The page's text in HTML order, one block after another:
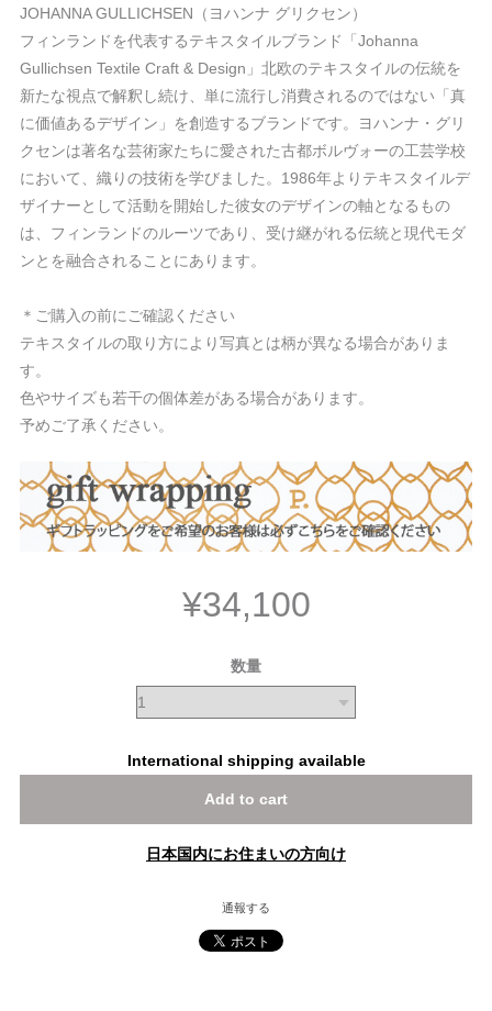
JOHANNA GULLICHSEN（ヨハンナ グリクセン）
フィンランドを代表するテキスタイルブランド「Johanna
Gullichsen Textile Craft & Design」北欧のテキスタイルの伝統を
新たな視点で解釈し続け、単に流行し消費されるのではない「真
に価値あるデザイン」を創造するブランドです。ヨハンナ・グリ
クセンは著名な芸術家たちに愛された古都ボルヴォーの工芸学校
において、織りの技術を学びました。1986年よりテキスタイルデ
ザイナーとして活動を開始した彼女のデザインの軸となるもの
は、フィンランドのルーツであり、受け継がれる伝統と現代モダ
ンとを融合されることにあります。
＊ご購入の前にご確認ください
テキスタイルの取り方により写真とは柄が異なる場合がありま
す。
色やサイズも若干の個体差がある場合があります。
予めご了承ください。
¥34,100
数量
International shipping available
Add to cart
日本国内にお住まいの方向け
通報する